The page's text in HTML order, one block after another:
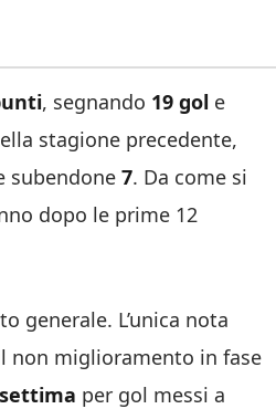
, segnando 19 gol e
stagione precedente,
subendone 7. Da come si
dopo le prime 12
generale. L’unica nota
non miglioramento in fase
settima per gol messi a